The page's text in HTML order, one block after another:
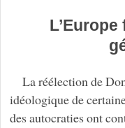
La réélection de
idéologique de
des autocraties ont